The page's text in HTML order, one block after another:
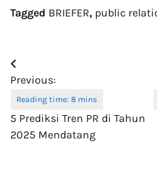
Tagged BRIEFER, public
Post
navigation
Previous:
5 Prediksi Tren PR di Tahun
2025 Mendatang